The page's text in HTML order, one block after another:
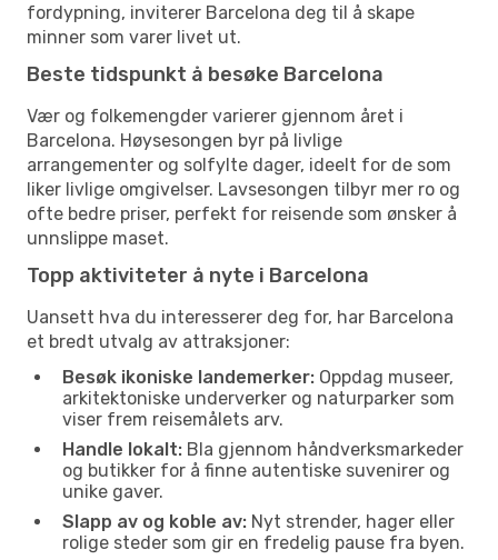
fordypning, inviterer Barcelona deg til å skape
minner som varer livet ut.
Beste tidspunkt å besøke Barcelona
Vær og folkemengder varierer gjennom året i
Barcelona. Høysesongen byr på livlige
arrangementer og solfylte dager, ideelt for de som
liker livlige omgivelser. Lavsesongen tilbyr mer ro og
ofte bedre priser, perfekt for reisende som ønsker å
unnslippe maset.
Topp aktiviteter å nyte i Barcelona
Uansett hva du interesserer deg for, har Barcelona
et bredt utvalg av attraksjoner:
Besøk ikoniske landemerker: Oppdag museer,
arkitektoniske underverker og naturparker som
viser frem reisemålets arv.
Handle lokalt: Bla gjennom håndverksmarkeder
og butikker for å finne autentiske suvenirer og
unike gaver.
Slapp av og koble av: Nyt strender, hager eller
rolige steder som gir en fredelig pause fra byen.